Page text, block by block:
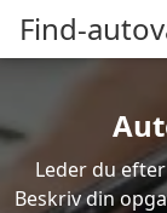
Find-
Leder du
Beskriv din